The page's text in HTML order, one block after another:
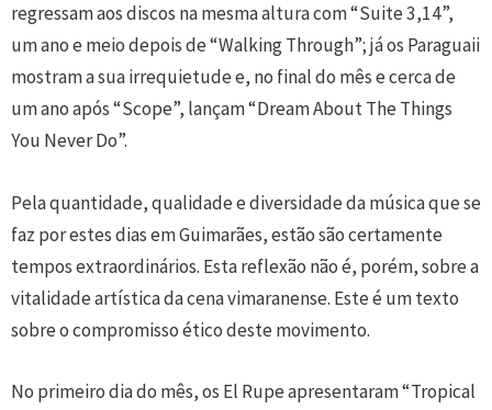
regressam aos discos na mesma altura com “Suite 3,14”,
um ano e meio depois de “Walking Through”; já os Paraguaii
mostram a sua irrequietude e, no final do mês e cerca de
um ano após “Scope”, lançam “Dream About The Things
You Never Do”.
Pela quantidade, qualidade e diversidade da música que se
faz por estes dias em Guimarães, estão são certamente
tempos extraordinários. Esta reflexão não é, porém, sobre a
vitalidade artística da cena vimaranense. Este é um texto
sobre o compromisso ético deste movimento.
No primeiro dia do mês, os El Rupe apresentaram “Tropical